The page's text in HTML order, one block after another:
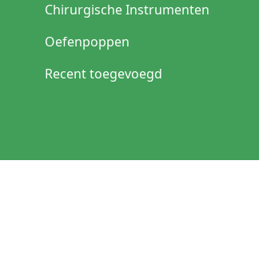
Chirurgische Instrumenten
Oefenpoppen
Recent toegevoegd